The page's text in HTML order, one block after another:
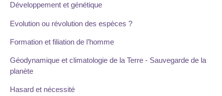
Développement et génétique
Evolution ou révolution des espèces ?
Formation et filiation de l’homme
Géodynamique et climatologie de la Terre - Sauvegarde de la
planète
Hasard et nécessité